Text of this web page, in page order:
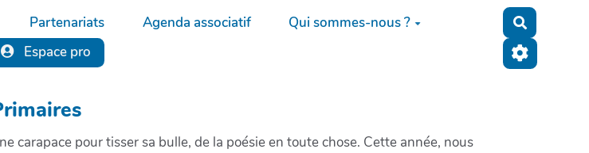
Partenariats Agenda associatif
Qui sommes-nous ?
Espace pro
carapace pour tisser sa bulle, de la poésie en toute chose. Cette année, nous